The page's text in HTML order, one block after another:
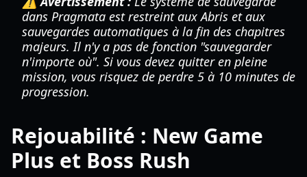
dans Pragmata est restreint aux Abris et aux
sauvegardes automatiques à la fin des chapitres
majeurs. Il n'y a pas de fonction "sauvegarder
n'importe où". Si vous devez quitter en pleine
mission, vous risquez de perdre 5 à 10 minutes de
progression.
Rejouabilité : New Game
Plus et Boss Rush